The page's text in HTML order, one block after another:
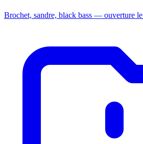
Brochet, sandre, black bass — ouverture le